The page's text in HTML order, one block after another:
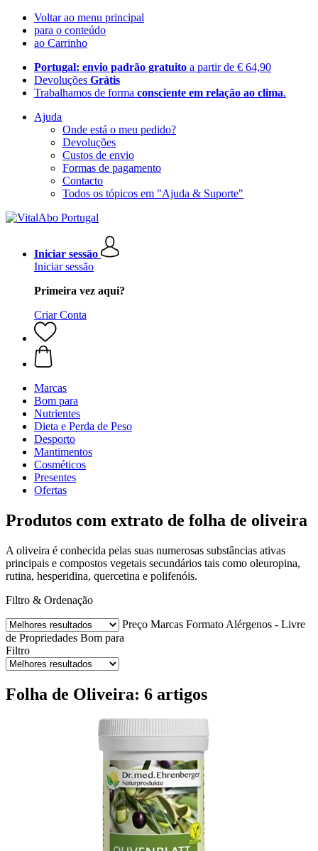
Voltar ao menu principal
para o conteúdo
ao Carrinho
Portugal: envio padrão gratuito a partir de € 64,90
Devoluções Grátis
Trabalhamos de forma consciente em relação ao clima.
Ajuda
Onde está o meu pedido?
Devoluções
Custos de envio
Formas de pagamento
Contacto
Todos os tópicos em "Ajuda & Suporte"
Iniciar sessão
Iniciar sessão
Primeira vez aqui?
Criar Conta
Marcas
Bom para
Nutrientes
Dieta e Perda de Peso
Desporto
Mantimentos
Cosméticos
Presentes
Ofertas
Produtos com extrato de folha de oliveira
A oliveira é conhecida pelas suas numerosas substâncias ativas
principais e compostos vegetais secundários tais como oleuropina,
rutina, hesperidina, quercetina e polifenóis.
Filtro & Ordenação
Preço Marcas Formato Alérgenos - Livre
de Propriedades Bom para
Filtro
Folha de Oliveira: 6 artigos